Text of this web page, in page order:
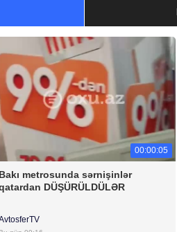
00:00:05
Bakı metrosunda sərnişinlər
DÜŞÜRÜLDÜLƏR